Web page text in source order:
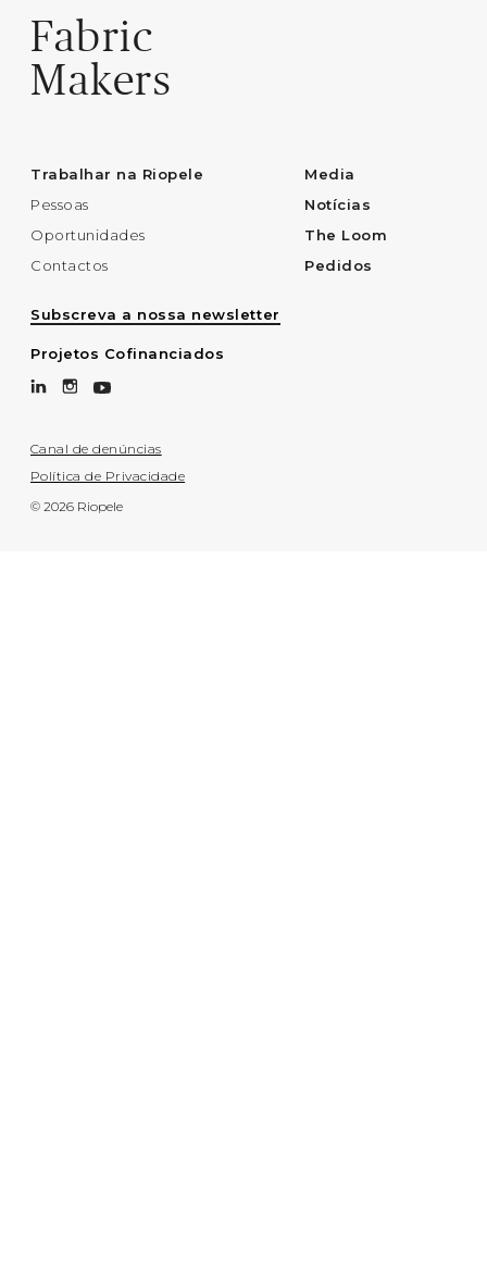
Fabric
Makers
Trabalhar na Riopele
Pessoas
Oportunidades
Contactos
Media
Notícias
The Loom
Pedidos
Subscreva a nossa newsletter
Projetos Cofinanciados
Canal de denúncias
Política de Privacidade
© 2026 Riopele